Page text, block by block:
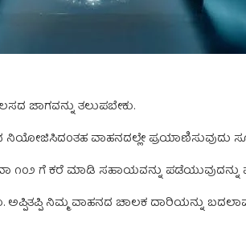
ಜಾಗವನ್ನು ತಲುಪಬೇಕು.
ವಾಹನದಲ್ಲೇ ಪ್ರಯಾಣಿಸುವುದು
೧೦೨ ಗೆ ಕರೆ ಮಾಡಿ ಸಹಾಯವನ್ನು
ನಿಮ್ಮ ವಾಹನದ ಚಾಲಕ ದಾರಿಯನ್ನು